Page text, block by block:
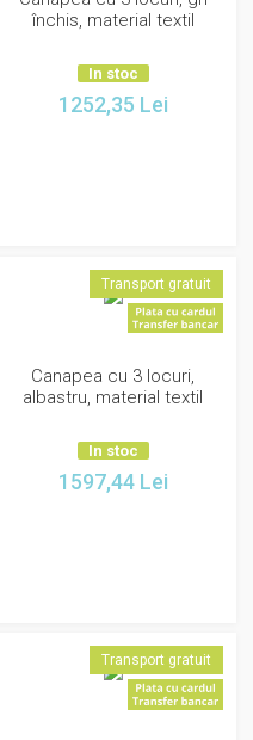
închis, material textil
In stoc
1252,35 Lei
Transport gratuit
Canapea cu 3 locuri,
albastru, material textil
In stoc
1597,44 Lei
Transport gratuit